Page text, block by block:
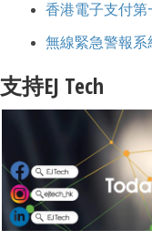
香港電子支付第
無線緊急警報系
支持EJ Tech